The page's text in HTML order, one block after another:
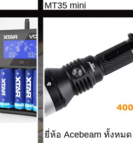
MT35 mini
ยี่ห้อ Acebeam ทั้งหมด